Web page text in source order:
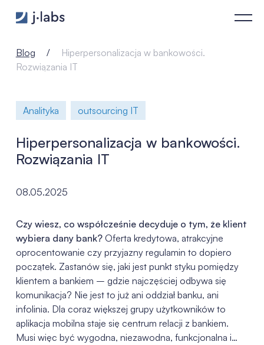
Hiperpersonalizacja w bankowości. Rozwiązania IT - j‑labs
Blog
Hiperpersonalizacja w bankowości.
Rozwiązania IT
Analityka outsourcing IT
Hiperpersonalizacja w bankowości.
Rozwiązania IT
08.05.2025
Czy wiesz, co współcześnie decyduje o tym, że klient
wybiera dany bank? Oferta kredytowa, atrakcyjne
oprocentowanie czy przyjazny regulamin to dopiero
początek. Zastanów się, jaki jest punkt styku pomiędzy
klientem a bankiem – gdzie najczęściej odbywa się
komunikacja? Nie jest to już ani oddział banku, ani
infolinia. Dla coraz większej grupy użytkowników to
aplikacja mobilna staje się centrum relacji z bankiem.
Musi więc być wygodna, niezawodna, funkcjonalna i…